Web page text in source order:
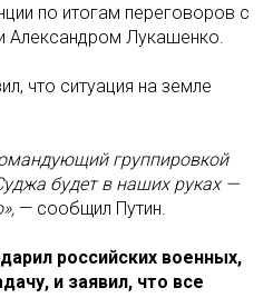
по итогам переговоров с
Александром Лукашенко.
что ситуация на земле
группировкой
будет в наших руках —
— сообщил Путин.
российских военных,
и заявил, что все